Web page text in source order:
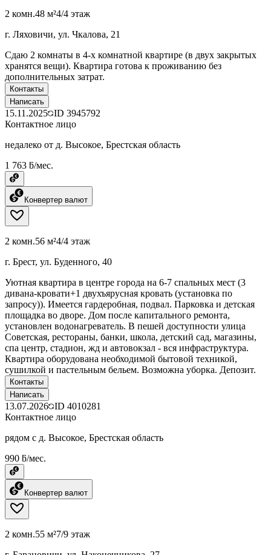
2 комн.48 м²4/4 этаж
г. Ляховичи, ул. Чкалова, 21
Сдаю 2 комнаты в 4-х комнатной квартире (в двух закрытых
хранятся вещи). Квартира готова к проживанию без
дополнительных затрат.
Контакты
Написать
15.11.2025 ID 3945792
Контактное лицо
недалеко от д. Высокое, Брестская область
1 763 ƃ/мес.
Конвертер валют
2 комн.56 м²4/4 этаж
г. Брест, ул. Буденного, 40
Уютная квартира в центре города на 6-7 спальных мест (3
дивана-кровати+1 двухъярусная кровать (установка по
запросу)). Имеется гардеробная, подвал. Парковка и детская
площадка во дворе. Дом после капитального ремонта,
установлен водонагреватель. В пешей доступности улица
Советская, рестораны, банки, школа, детский сад, магазины,
спа центр, стадион, жд и автовокзал - вся инфраструктура.
Квартира оборудована необходимой бытовой техникой,
сушилкой и пастельным бельем. Возможна уборка. Депозит.
Контакты
Написать
13.07.2026 ID 4010281
Контактное лицо
рядом с д. Высокое, Брестская область
990 ƃ/мес.
Конвертер валют
2 комн.55 м²7/9 этаж